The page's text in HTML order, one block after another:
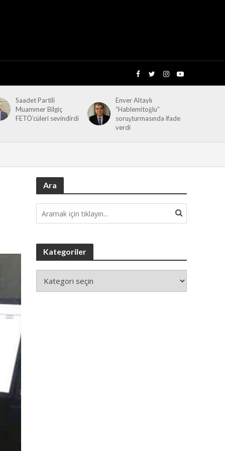
Saadet Partili
Muammer Bilgiç
FETÖ’cüleri sevindirdi
Enver Altaylı
“Hablemitoğlu”
soruşturmasında ifade
verdi
Ara
Kategoriler